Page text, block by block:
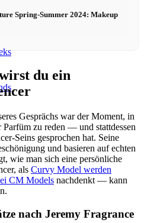
2026
Spring-Summer 2024: Makeup
du ein
Gesprächs war der Moment, in
Parfüm zu reden — und stattdessen
Seins gesprochen hat. Seine
und basieren auf echten
wie man sich eine persönliche
als Curvy Model werden
CM Models nachdenkt — kann
nach Jeremy Fragrance